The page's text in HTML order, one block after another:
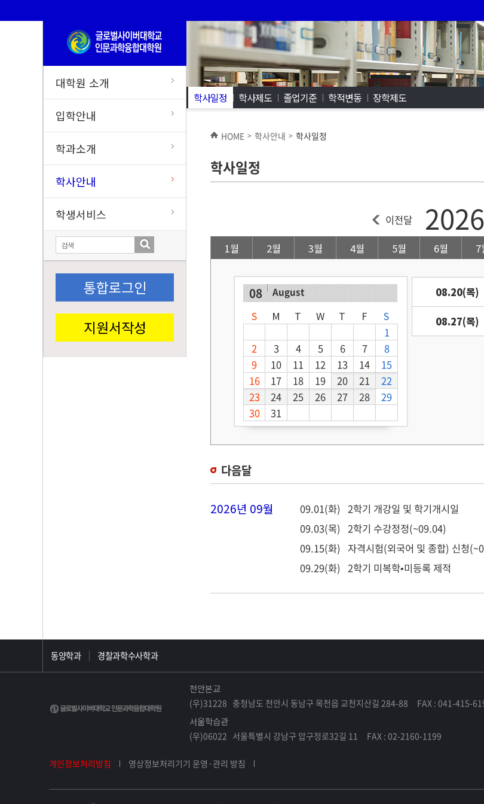
대학원 소개
입학안내
학과소개
학사안내
학생서비스
통합로그인
지원서작성
학사일정 학사제도 졸업기준 학적변동 장학제도
HOME > 학사안내 > 학사일정
학사일정
이전달
1월
2월 3월 4월 5월 6월 7
08 August
S M T W T F
S
1
2
3 4 5 6 7
8
9
10 11 12 13 14
15
16
17 18 19 20 21
22
23
24 25 26 27 28
29
30
31
08.20(목)
08.27(목)
다음달
2026년 09월 09.01(화) 2학기 개강일 및 학기개시일
09.03(목) 2학기 수강정정(~09.04)
09.15(화) 자격시험(외국어 및 종합) 신청
09.29(화) 2학기 미복학•미등록 제적
동양학과 경찰과학수사학과
천안본교
(우)31228 충청남도 천안시 동남구 목천읍 교천지산길 284-88 FAX : 041-415-
서울학습관
(우)06022 서울특별시 강남구 압구정로32길 11 FAX : 02-2160-1199
개인정보처리방침 영상정보처리기기 운영·관리 방침